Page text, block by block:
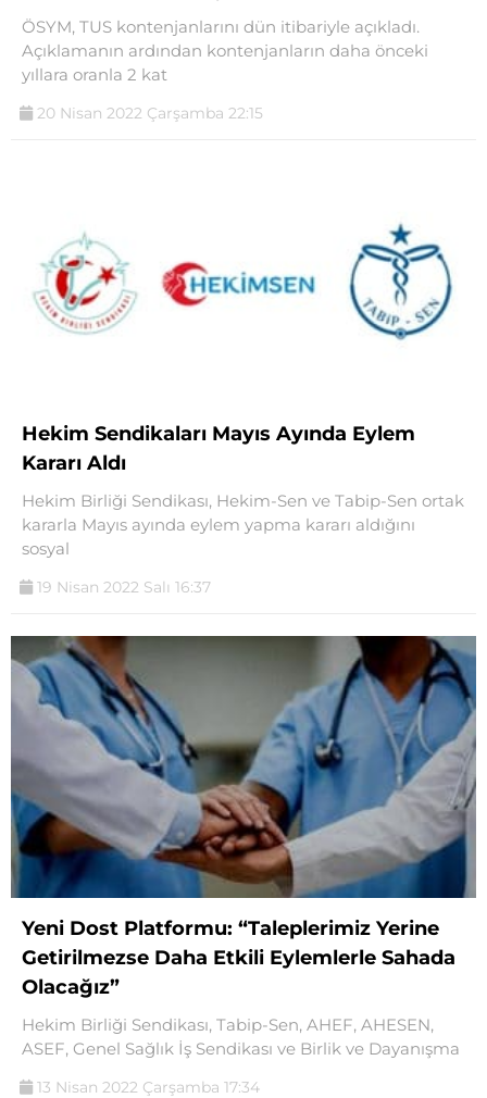
ÖSYM, TUS kontenjanlarını dün itibariyle açıkladı.
Açıklamanın ardından kontenjanların daha önceki
yıllara oranla 2 kat
20 Nisan 2022 Çarşamba 22:15
Hekim Sendikaları Mayıs Ayında Eylem
Kararı Aldı
Hekim Birliği Sendikası, Hekim-Sen ve Tabip-Sen ortak
kararla Mayıs ayında eylem yapma kararı aldığını
sosyal
19 Nisan 2022 Salı 16:37
Yeni Dost Platformu: “Taleplerimiz Yerine
Getirilmezse Daha Etkili Eylemlerle Sahada
Olacağız”
Hekim Birliği Sendikası, Tabip-Sen, AHEF, AHESEN,
ASEF, Genel Sağlık İş Sendikası ve Birlik ve Dayanışma
13 Nisan 2022 Çarşamba 17:34